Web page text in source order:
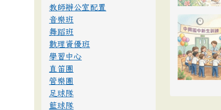
教師辦公室配置
音樂班
舞蹈班
數理資優班
學習中心
直笛團
管樂團
足球隊
籃球隊